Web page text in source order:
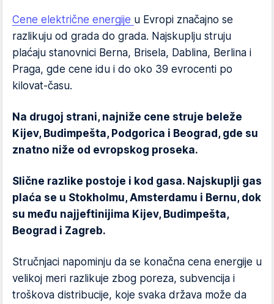
Cene električne energije u Evropi značajno se
razlikuju od grada do grada. Najskuplju struju
plaćaju stanovnici Berna, Brisela, Dablina, Berlina i
Praga, gde cene idu i do oko 39 evrocenti po
kilovat-času.
Na drugoj strani, najniže cene struje beleže
Kijev, Budimpešta, Podgorica i Beograd, gde su
znatno niže od evropskog proseka.
Slične razlike postoje i kod gasa. Najskuplji gas
plaća se u Stokholmu, Amsterdamu i Bernu, dok
su među najjeftinijima Kijev, Budimpešta,
Beograd i Zagreb.
Stručnjaci napominju da se konačna cena energije u
velikoj meri razlikuje zbog poreza, subvencija i
troškova distribucije, koje svaka država može da